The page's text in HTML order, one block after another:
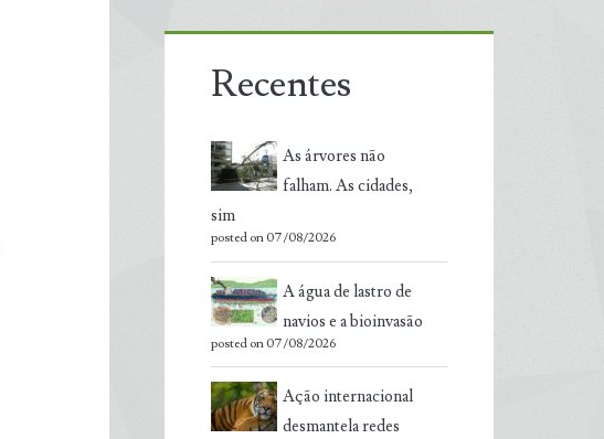
Recentes
As árvores não
falham. As cidades,
sim
posted on 07/08/2026
A água de lastro de
navios e a bioinvasão
posted on 07/08/2026
Ação internacional
desmantela redes